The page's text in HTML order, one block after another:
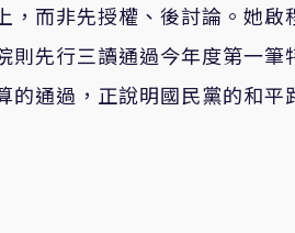
而非先授權、後討論。她
則先行三讀通過今年度第一
的通過，正說明國民黨的和